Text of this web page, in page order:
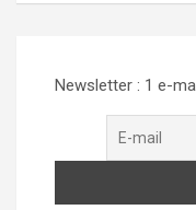
Newsletter : 1 e-